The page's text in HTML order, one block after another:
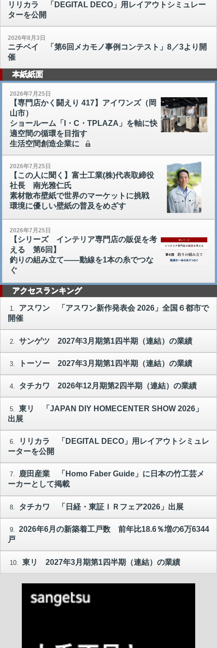
リリカラ 「DEGITAL DECO」用レイアウトシミュレー
ターを公開
2026年8月3日
ニチベイ 「第6回メカモノ事例コンテスト」8／3より開
催
本紙紙面
2026年7月25日
【専門店かく闘えり 417】アイワンズ（岡
山市）
ショールーム「I・C・TPLAZA」を軸に快
適空間の循環を目指す
生活空間創造企業に
2026年7月25日
【この人に聞く】富士工業(株)代表取締役
社長 南光雅仁氏
素材散布壁紙で世界のマーケットに挑戦
環境に優しい壁紙の普及をめざす
2026年7月25日
【シリーズ インテリア専門店の販促を考
える 第6回】
釣りの組み立て――動線を1本の糸でつな
ぐ
アクセスランキング
1.
アスワン 「アスワン新作発表会 2026」全国６都市で
開催
2. サンゲツ 2027年3月期第1四半期（連結）の業績
3. トーソー 2027年3月期第1四半期（連結）の業績
4. タチカワ 2026年12月期第2四半期（連結）の業績
5.
東リ 「JAPAN DIY HOMECENTER SHOW 2026」
出展
6.
リリカラ 「DEGITAL DECO」用レイアウトシミュレ
ーターを公開
7.
鹿田産業 「Homo Faber Guide」に日本の竹工芸メ
ーカーとして掲載
8. タチカワ 「日経・東証ＩＲフェア2026」出展
9. 2026年6月の新築着工戸数 前年比18.6％増の6万6344
戸
10. 東リ 2027年3月期第1四半期（連結）の業績